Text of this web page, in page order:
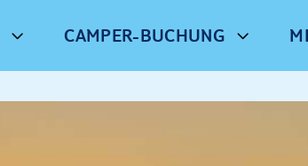
CAMPER-BUCHUNG